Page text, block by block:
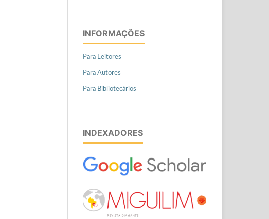
INFORMAÇÕES
Para Leitores
Para Autores
Para Bibliotecários
INDEXADORES